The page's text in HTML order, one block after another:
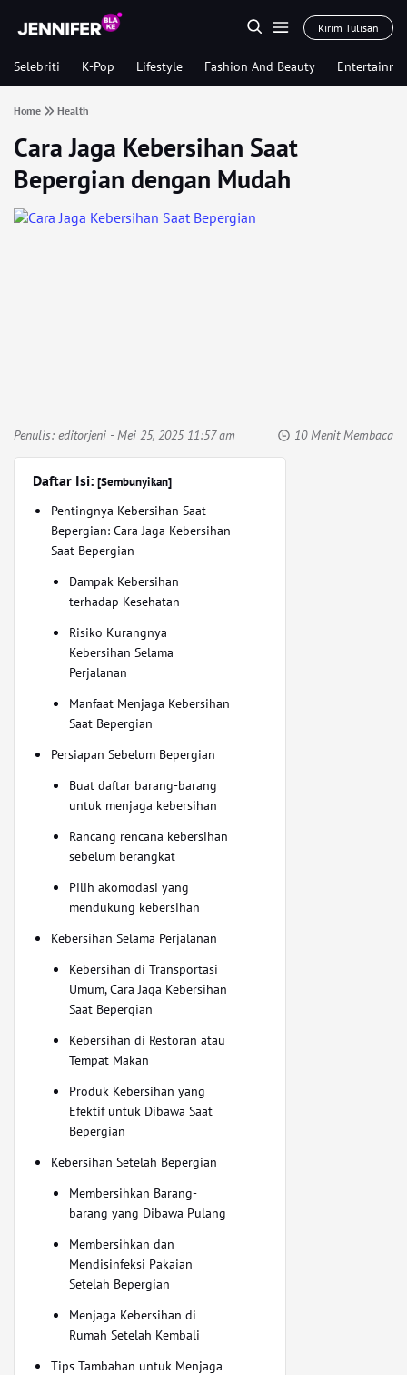
Kirim Tulisan
Selebriti K-Pop Lifestyle Fashion And Beauty
Home Health
Cara Jaga Kebersihan Saat
Bepergian dengan Mudah
Penulis: editorjeni - Mei 25, 2025 11:57 am 10 Menit Membaca
Daftar Isi: [Sembunyikan]
Pentingnya Kebersihan Saat
Bepergian: Cara Jaga Kebersihan
Saat Bepergian
Dampak Kebersihan
terhadap Kesehatan
Risiko Kurangnya
Kebersihan Selama
Perjalanan
Manfaat Menjaga Kebersihan
Saat Bepergian
Persiapan Sebelum Bepergian
Buat daftar barang-barang
untuk menjaga kebersihan
Rancang rencana kebersihan
sebelum berangkat
Pilih akomodasi yang
mendukung kebersihan
Kebersihan Selama Perjalanan
Kebersihan di Transportasi
Umum, Cara Jaga Kebersihan
Saat Bepergian
Kebersihan di Restoran atau
Tempat Makan
Produk Kebersihan yang
Efektif untuk Dibawa Saat
Bepergian
Kebersihan Setelah Bepergian
Membersihkan Barang-
barang yang Dibawa Pulang
Membersihkan dan
Mendisinfeksi Pakaian
Setelah Bepergian
Menjaga Kebersihan di
Rumah Setelah Kembali
Tips Tambahan untuk Menjaga